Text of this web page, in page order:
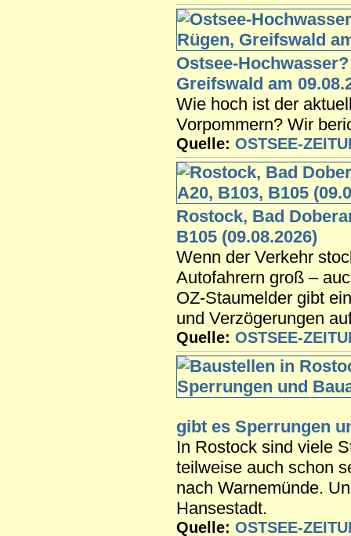
Ostsee-
Greifswald am
Wie hoch ist der
Vorpommern? Wir
Quelle: OSTSEE-
Rostock, Bad
B105 (09.08.2026)
Wenn der Verkehr
Autofahrern groß –
OZ-Staumelder gibt
und Verzögerungen
Quelle: OSTSEE-
gibt es Sperrungen
In Rostock sind viele
teilweise auch schon
nach Warnemünde.
Hansestadt.
Quelle: OSTSEE-